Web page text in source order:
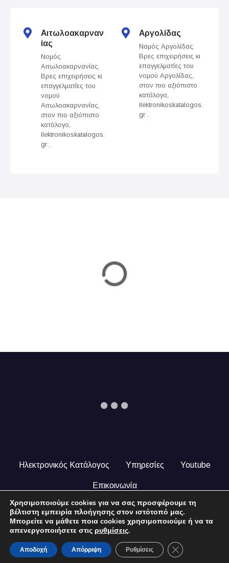
Αιτωλοακαρναν
ίας
Νομός
Αιτωλοακαρνανίας.
Βρες επιχειρήσεις κι
επαγγελματίες του
νομού
Αιτωλοακαρνανίας,
στον πιο αξιόπιστο
κατάλογο,
ilektronikoskatalogos.
gr .
Αργολίδας
Νομός Αργολίδας.
Βρες επιχειρήσεις κι
επαγγελματίες του
νομού Αργολίδας,
στον πιο αξιόπιστο
κατάλογο,
ilektronikoskatalogos.
gr .
Ηλεκτρονικός Κατάλογος Υπηρεσίες Youtube
Επικοινωνία
© 2024 COPYRIGHT ILEKTRONIKOSKATALOGOS.GR. ALL
RIGHTS RESERVED.
Χρησιμοποιούμε cookies για να σας προσφέρουμε τη
βέλτιστη εμπειρία πλοήγησης στον ιστότοπό μας.
Μπορείτε να μάθετε ποια cookies χρησιμοποιούμε ή να τα
απενεργοποιήσετε στις ρυθμίσεις.
Αποδοχή Απόρριψη Ρυθμίσεις Close GDPR